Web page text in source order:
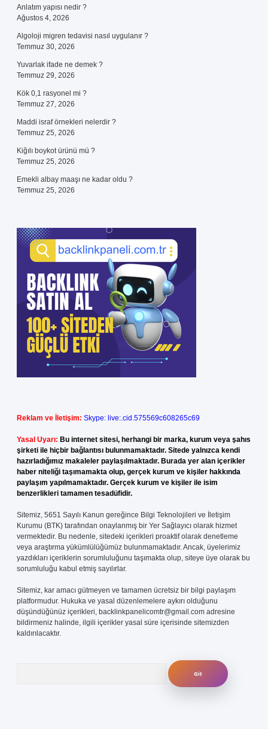
Anlatım yapısı nedir ?
Ağustos 4, 2026
Algoloji migren tedavisi nasıl uygulanır ?
Temmuz 30, 2026
Yuvarlak ifade ne demek ?
Temmuz 29, 2026
Kök 0,1 rasyonel mi ?
Temmuz 27, 2026
Maddi israf örnekleri nelerdir ?
Temmuz 25, 2026
Kiğılı boykot ürünü mü ?
Temmuz 25, 2026
Emekli albay maaşı ne kadar oldu ?
Temmuz 25, 2026
Reklam ve İletişim: Skype: live:.cid.575569c608265c69
Yasal Uyarı: Bu internet sitesi, herhangi bir marka, kurum veya şahıs
şirketi ile hiçbir bağlantısı bulunmamaktadır. Sitede yalnızca kendi
hazırladığımız makaleler paylaşılmaktadır. Burada yer alan içerikler
haber niteliği taşımamakta olup, gerçek kurum ve kişiler hakkında
paylaşım yapılmamaktadır. Gerçek kurum ve kişiler ile isim
benzerlikleri tamamen tesadüfidir.
Sitemiz, 5651 Sayılı Kanun gereğince Bilgi Teknolojileri ve İletişim
Kurumu (BTK) tarafından onaylanmış bir Yer Sağlayıcı olarak hizmet
vermektedir. Bu nedenle, sitedeki içerikleri proaktif olarak denetleme
veya araştırma yükümlülüğümüz bulunmamaktadır. Ancak, üyelerimiz
yazdıkları içeriklerin sorumluluğunu taşımakta olup, siteye üye olarak bu
sorumluluğu kabul etmiş sayılırlar.
Sitemiz, kar amacı gütmeyen ve tamamen ücretsiz bir bilgi paylaşım
platformudur. Hukuka ve yasal düzenlemelere aykırı olduğunu
düşündüğünüz içerikleri, backlinkpanelicomtr@gmail.com adresine
bildirmeniz halinde, ilgili içerikler yasal süre içerisinde sitemizden
kaldırılacaktır.